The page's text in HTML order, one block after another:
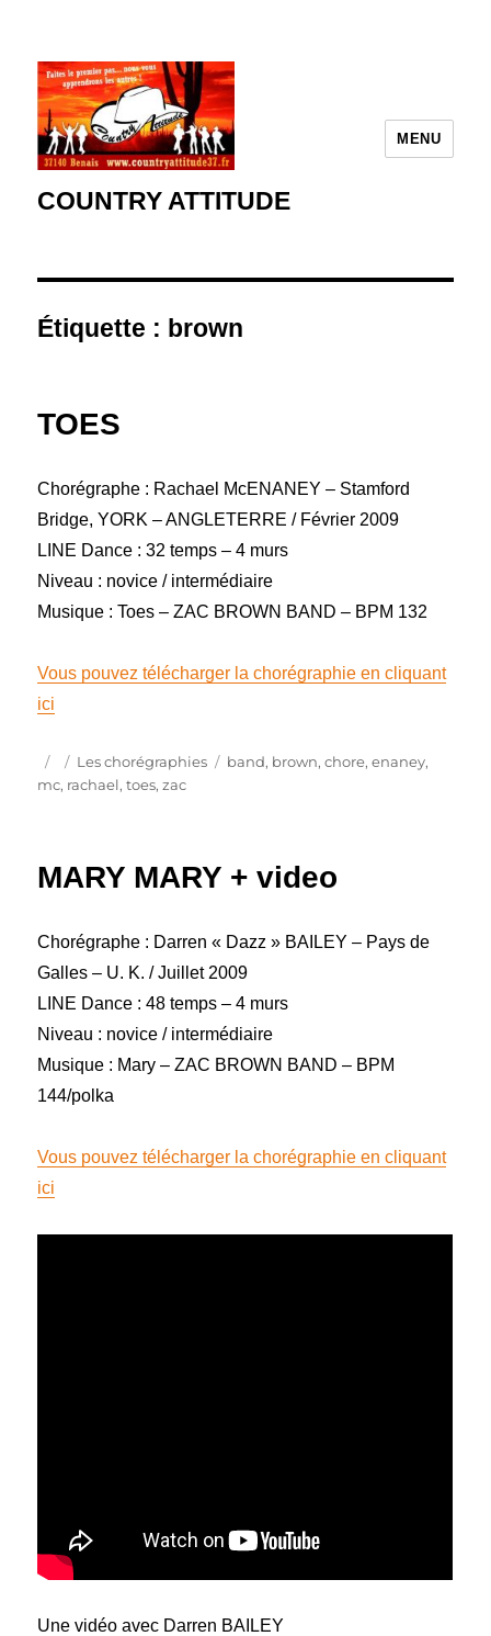
COUNTRY ATTITUDE
MENU
Étiquette : brown
TOES
Chorégraphe : Rachael McENANEY – Stamford
Bridge, YORK – ANGLETERRE / Février 2009
LINE Dance : 32 temps – 4 murs
Niveau : novice / intermédiaire
Musique : Toes – ZAC BROWN BAND – BPM 132
Vous pouvez télécharger la chorégraphie en cliquant
ici
Publié
le
Catégories
Les chorégraphies Étiquettes
band, brown,chore,enaney,
mc, rachael,toes,zac
MARY MARY + video
Chorégraphe : Darren « Dazz » BAILEY – Pays de
Galles – U. K. / Juillet 2009
LINE Dance : 48 temps – 4 murs
Niveau : novice / intermédiaire
Musique : Mary – ZAC BROWN BAND – BPM
144/polka
Vous pouvez télécharger la chorégraphie en cliquant
ici
Une vidéo avec Darren BAILEY